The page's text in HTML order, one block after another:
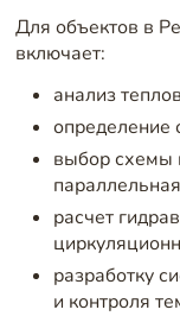
Для объектов в
включает:
анализ
определение
выбор схемы
расчет
разработку
и контроля